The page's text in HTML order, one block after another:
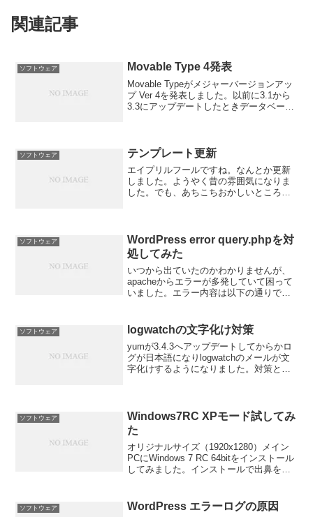
関連記事
ソフトウェア Movable Type 4発表
Movable Typeがメジャーバージョンアッ
プ Ver 4を発表しました。以前に3.1から
3.3にアップデートしたときデータベース
ソフトウェア テンプレート更新
エイプリルフールですね。なんとか更新
しました。ようやく昔の雰囲気になりま
した。でも、あちこちおかしいところが
ソフトウェア
WordPress error query.phpを対
処してみた
いつから出ていたのかわかりませんが、
apacheからエラーが多発していて困って
いました。エラー内容は以下の通りで、
b...
ソフトウェア logwatchの文字化け対策
yumが3.4.3へアップデートしてからかロ
グが日本語になりlogwatchのメールが文
字化けするようになりました。対策とし
ソフトウェア
Windows7RC XPモード試してみ
た
オリジナルサイズ（1920x1280）メイン
PCにWindows 7 RC 64bitをインストール
してみました。インストールで出鼻をく
くてH...
ソフトウェア WordPress エラーログの原因